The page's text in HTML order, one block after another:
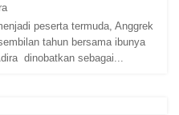
peserta termuda, Anggrek
tahun bersama ibunya
dinobatkan sebagai...